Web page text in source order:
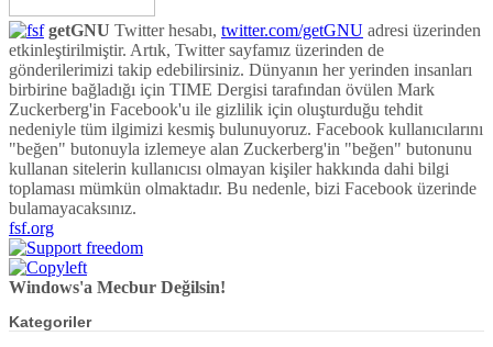
getGNU Twitter hesabı, twitter.com/getGNU adresi üzerinden
etkinleştirilmiştir. Artık, Twitter sayfamız üzerinden de
gönderilerimizi takip edebilirsiniz. Dünyanın her yerinden insanları
birbirine bağladığı için TIME Dergisi tarafından övülen Mark
Zuckerberg'in Facebook'u ile gizlilik için oluşturduğu tehdit
nedeniyle tüm ilgimizi kesmiş bulunuyoruz. Facebook kullanıcılarını
"beğen" butonuyla izlemeye alan Zuckerberg'in "beğen" butonunu
kullanan sitelerin kullanıcısı olmayan kişiler hakkında dahi bilgi
toplaması mümkün olmaktadır. Bu nedenle, bizi Facebook üzerinde
bulamayacaksınız.
fsf.org
Windows'a Mecbur Değilsin!
Kategoriler